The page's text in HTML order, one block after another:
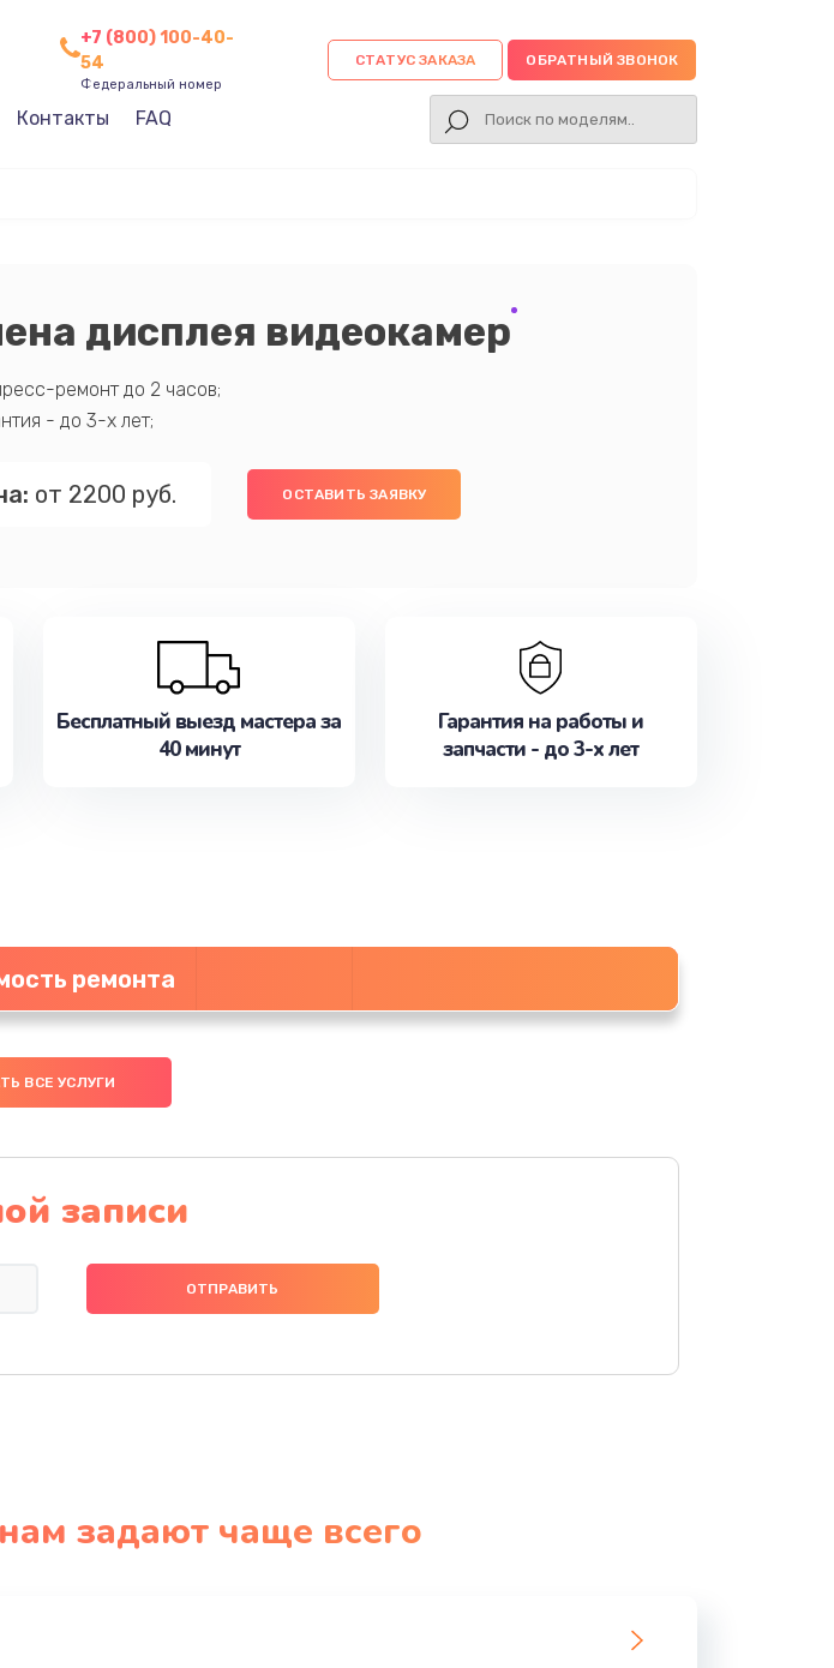
+7 (800) 100-40-
54
Федеральный номер
СТАТУС ЗАКАЗА ОБРАТНЫЙ ЗВОНОК
Контакты FAQ
дисплея видеокамер
ремонт до 2 часов;
- до 3-х лет;
от 2200 руб. ОСТАВИТЬ ЗАЯВКУ
Бесплатный выезд мастера за
40 минут
Гарантия на работы и
запчасти - до 3-х лет
ремонта
ВСЕ УСЛУГИ
записи
задают чаще всего